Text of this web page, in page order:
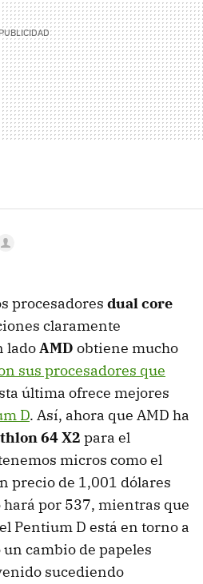
procesadores dual core
claramente
ladoAMD obtiene mucho
sus procesadores que
última ofrece mejores
D. Así, ahora que AMD ha
64 X2 para el
micros como el
precio de 1,001 dólares
hará por 537, mientras que
Pentium D está en torno a
cambio de papeles
sucediendo